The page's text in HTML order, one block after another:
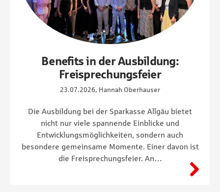
Benefits in der Ausbildung:
Freisprechungsfeier
23.07.2026, Hannah Oberhauser
Die Ausbildung bei der Sparkasse Allgäu bietet
nicht nur viele spannende Einblicke und
Entwicklungsmöglichkeiten, sondern auch
besondere gemeinsame Momente. Einer davon ist
die Freisprechungsfeier. An…